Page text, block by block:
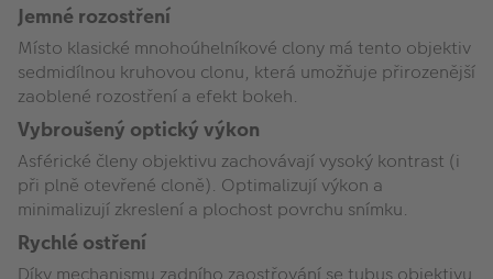
Jemné rozostření
Místo klasické mnohoúhelníkové clony má tento objektiv
sedmidílnou kruhovou clonu, která umožňuje přirozenější
zaoblené rozostření a efekt bokeh.
Vybroušený optický výkon
Asférické členy objektivu zachovávají vysoký kontrast (i
při plně otevřené cloně). Optimalizují výkon a
minimalizují zkreslení a plochost povrchu snímku.
Rychlé ostření
Díky mechanismu zadního zaostřování se tubus objektivu